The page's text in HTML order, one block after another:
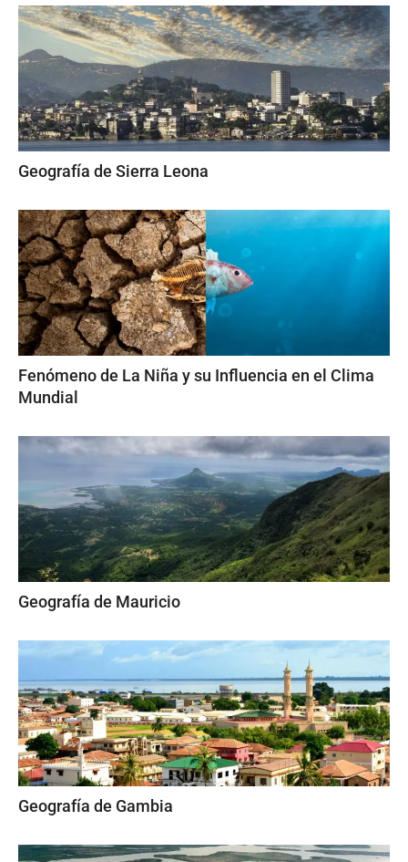
Geografía de Sierra Leona
Fenómeno de La Niña y su Influencia en el Clima
Mundial
Geografía de Mauricio
Geografía de Gambia